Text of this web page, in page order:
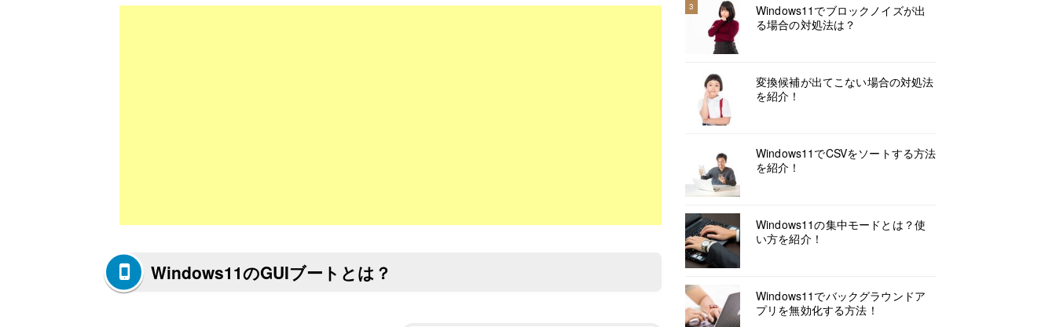
Windows11のGUIブートとは？
3
Windows11でブロックノイズが出
る場合の対処法は？
変換候補が出てこない場合の対処法
を紹介！
Windows11でCSVをソートする方法
を紹介！
Windows11の集中モードとは？使
い方を紹介！
Windows11でバックグラウンドア
プリを無効化する方法！